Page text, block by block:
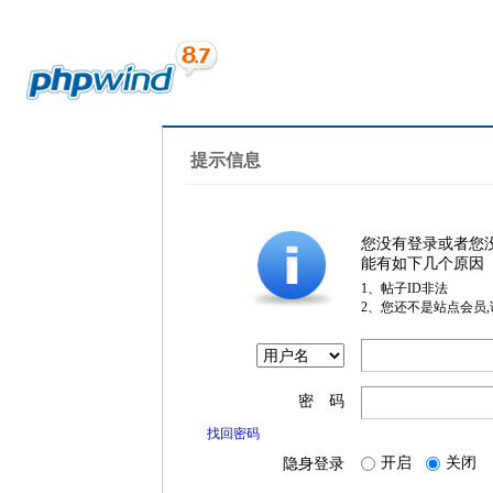
提示信息
您没有登录或者您
能有如下几个原因
1、帖子ID非法
2、您还不是站点会员
密 码
找回密码
隐身登录 开启 关闭